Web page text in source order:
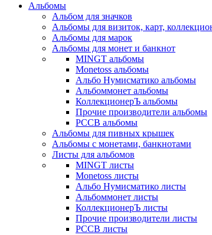
Альбомы
Альбом для значков
Альбомы для визиток, карт,
Альбомы для марок
Альбомы для монет и банкнот
MINGT альбомы
Monetoss альбомы
Альбо Нумисматико альбомы
Альбоммонет альбомы
КоллекционерЪ альбомы
Прочие производители альбомы
РССВ альбомы
Альбомы для пивных крышек
Альбомы с монетами, банкнотами
Листы для альбомов
MINGT листы
Monetoss листы
Альбо Нумисматико листы
Альбоммонет листы
КоллекционерЪ листы
Прочие производители листы
РССВ листы